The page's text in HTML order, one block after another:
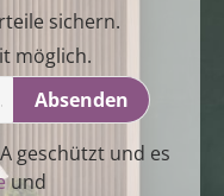
sichern.
möglich.
Absenden
geschützt und es
und